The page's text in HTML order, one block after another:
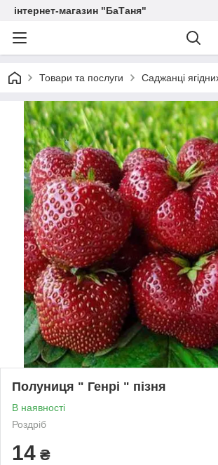
інтернет-магазин "БаТаня"
Товари та послуги Саджанці
Полуниця " Генрі " пізня
В наявності
Роздріб
14 ₴